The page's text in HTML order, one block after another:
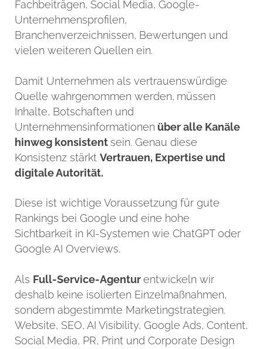
Fachbeiträgen, Social Media, Google-
Unternehmensprofilen,
Branchenverzeichnissen, Bewertungen und
vielen weiteren Quellen ein.
Damit Unternehmen als vertrauenswürdige
Quelle wahrgenommen werden, müssen
Inhalte, Botschaften und
Unternehmensinformationen über alle Kanäle
hinweg konsistentsein. Genau diese
Konsistenz stärkt Vertrauen, Expertise und
digitale Autorität.
Diese ist wichtige Voraussetzung für gute
Rankings bei Google und eine hohe
Sichtbarkeit in KI-Systemen wie ChatGPT oder
Google AI Overviews.
Als Full-Service-Agenturentwickeln wir
deshalb keine isolierten Einzelmaßnahmen,
sondern abgestimmte Marketingstrategien.
Website, SEO, AI Visibility, Google Ads, Content,
Social Media, PR, Print und Corporate Design